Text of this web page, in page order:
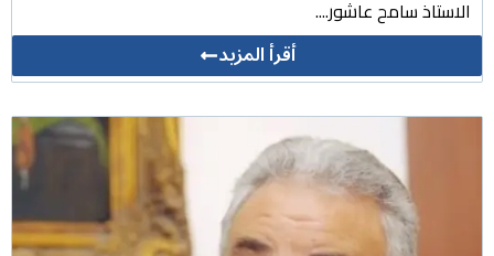
الاستاذ سامح عاشور....
أقرأ المزيد